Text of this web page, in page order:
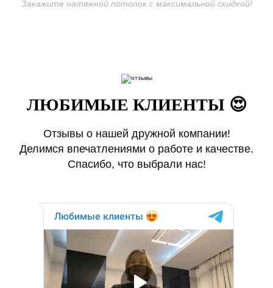
Закажите натяжной потолок с максимальной скидкой!
ЛЮБИМЫЕ КЛИЕНТЫ 😍
Отзывы о нашей дружной компании!
Делимся впечатлениями о работе и качестве.
Спасибо, что выбрали нас!